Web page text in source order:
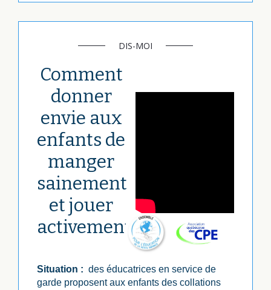
DIS-MOI
Comment
donner
envie aux
enfants de
manger
sainement
et jouer
activement?
Situation : des éducatrices en service de
garde proposent aux enfants des collations